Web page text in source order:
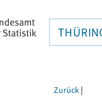
Zurück |